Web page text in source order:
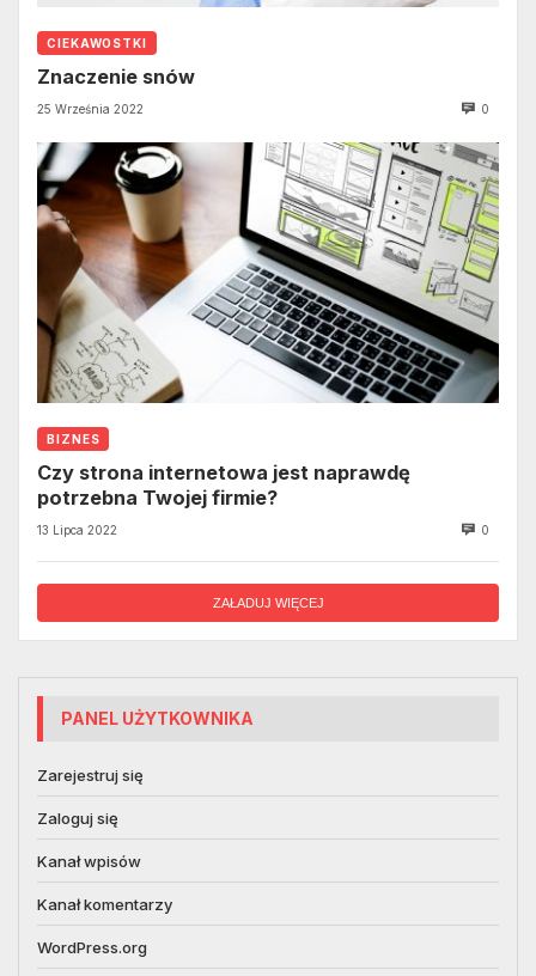
CIEKAWOSTKI
Znaczenie snów
25 Września 2022 0
BIZNES
Czy strona internetowa jest naprawdę
potrzebna Twojej firmie?
13 Lipca 2022 0
ZAŁADUJ WIĘCEJ
PANEL UŻYTKOWNIKA
Zarejestruj się
Zaloguj się
Kanał wpisów
Kanał komentarzy
WordPress.org